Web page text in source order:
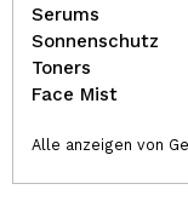
Serums
Sonnenschutz
Toners
Face Mist
Alle anzeigen von